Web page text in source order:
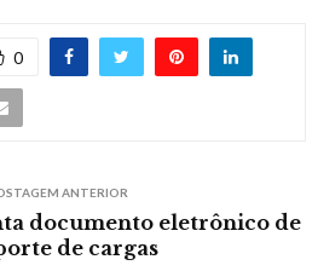
0
ANTERIOR
documento eletrônico de
de cargas